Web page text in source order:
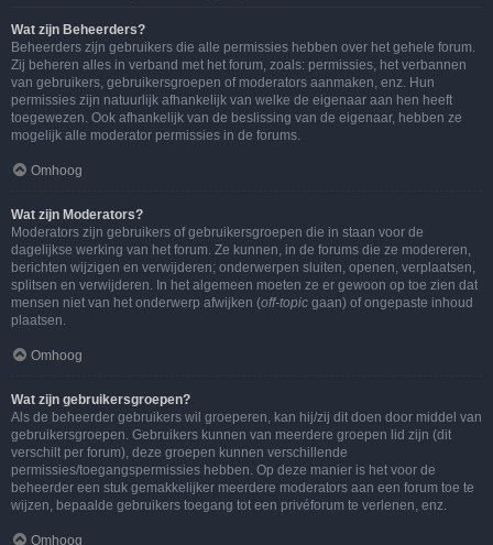
Wat zijn Beheerders?
Beheerders zijn gebruikers die alle permissies hebben over het gehele forum.
Zij beheren alles in verband met het forum, zoals: permissies, het verbannen
van gebruikers, gebruikersgroepen of moderators aanmaken, enz. Hun
permissies zijn natuurlijk afhankelijk van welke de eigenaar aan hen heeft
toegewezen. Ook afhankelijk van de beslissing van de eigenaar, hebben ze
mogelijk alle moderator permissies in de forums.
Omhoog
Wat zijn Moderators?
Moderators zijn gebruikers of gebruikersgroepen die in staan voor de
dagelijkse werking van het forum. Ze kunnen, in de forums die ze modereren,
berichten wijzigen en verwijderen; onderwerpen sluiten, openen, verplaatsen,
splitsen en verwijderen. In het algemeen moeten ze er gewoon op toe zien dat
mensen niet van het onderwerp afwijken (off-topic gaan) of ongepaste inhoud
plaatsen.
Omhoog
Wat zijn gebruikersgroepen?
Als de beheerder gebruikers wil groeperen, kan hij/zij dit doen door middel van
gebruikersgroepen. Gebruikers kunnen van meerdere groepen lid zijn (dit
verschilt per forum), deze groepen kunnen verschillende
permissies/toegangspermissies hebben. Op deze manier is het voor de
beheerder een stuk gemakkelijker meerdere moderators aan een forum toe te
wijzen, bepaalde gebruikers toegang tot een privéforum te verlenen, enz.
Omhoog